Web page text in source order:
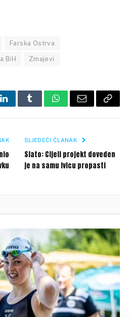
Farska Ostrva
BiH Zmajevi
LinkedInTumblrWhatsApp
Email Copy
SLJEDEĆI ČLANAK
Slato: Cijeli projekt doveden
je na samu ivicu propasti